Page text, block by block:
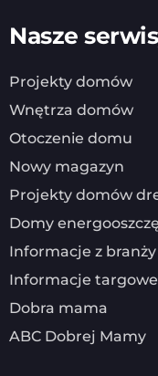
Nasze
Projekty domów
Wnętrza domów
Otoczenie domu
Nowy magazyn
Projekty domów
Domy
Informacje z
Informacje targowe
Dobra mama
ABC Dobrej Mamy